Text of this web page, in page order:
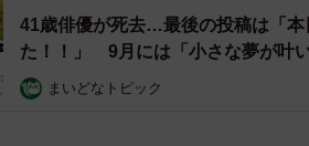
41歳俳優が死去…最後の投稿は「
た！！」 9月には「小さな夢が叶い
まいどなトピック